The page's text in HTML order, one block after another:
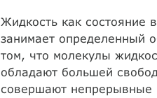
Жидкость как состояние
занимает определенный
том, что молекулы
обладают большей
совершают непрерывные